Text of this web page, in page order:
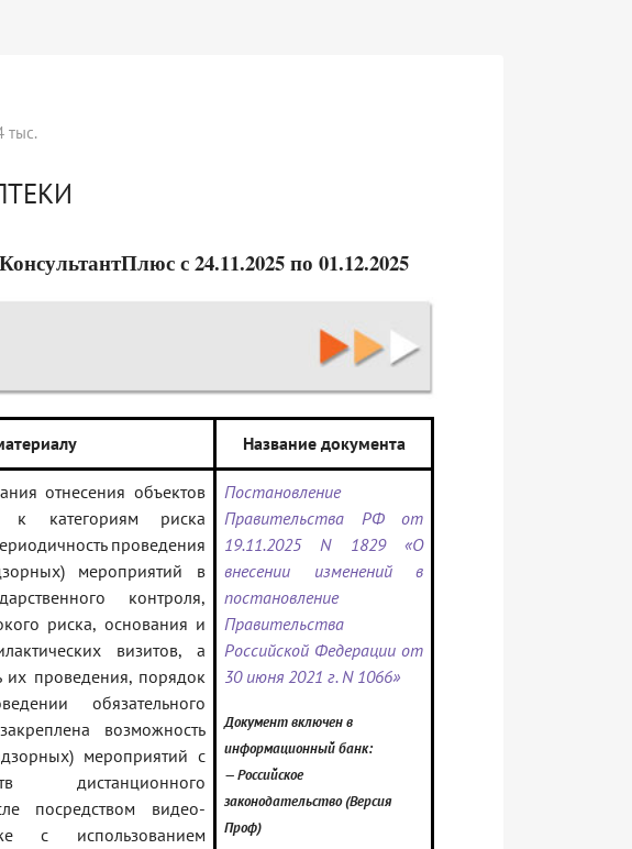
тыс.
с 24.11.2025 по 01.12.2025
Название документа
отнесения объектов
к категориям риска
проведения
мероприятий в
контроля,
риска, основания и
визитов, а
их проведения, порядок
обязательного
возможность
мероприятий с
дистанционного
посредством видео-
с использованием
Постановление
Правительства РФ от
19.11.2025 N 1829 «О
внесении изменений в
постановление
Правительства
Российской Федерации от
30 июня 2021 г. N 1066»
Документ включен в
информационный банк:
— Российское
законодательство (Версия
Проф)